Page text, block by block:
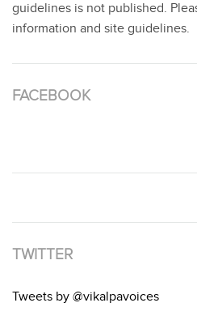
guidelines is not published.
information and site guidelines.
FACEBOOK
TWITTER
Tweets by @vikalpavoices